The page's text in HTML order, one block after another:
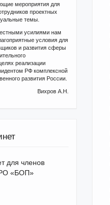
мероприятия для
проектных
темы.
усилиями нам
условия для
и развития сферы
реализации
РФ комплексной
развития России.
Вихров А.Н.
для членов
«БОП»